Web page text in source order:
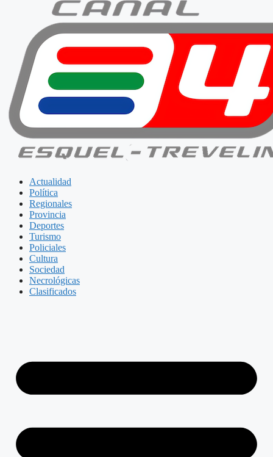
Actualidad
Política
Regionales
Provincia
Deportes
Turismo
Policiales
Cultura
Sociedad
Necrológicas
Clasificados